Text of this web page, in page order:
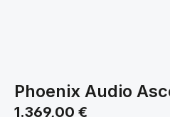
Phoenix Audio
Regulärer Preis:
1.369,00 €